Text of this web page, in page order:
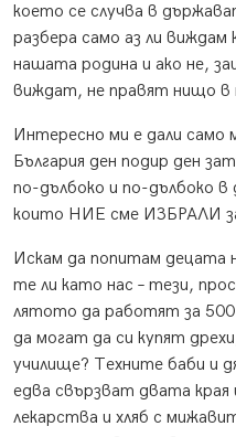
което се случва в
разбера само аз ли виждам
нашата родина и ако не,
виждат, не правят нищо в
Интересно ми е дали само
България ден подир ден
по-дълбоко и по-дълбоко
които НИЕ сме ИЗБРАЛИ
Искам да попитам децата
те ли като нас – тези,
лятото да работят за 500
да могат да си купят
училище? Техните баби и
едва свързват двата края
лекарства и хляб с